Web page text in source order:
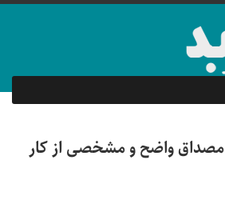
مصداق واضح و مشخصی از کار